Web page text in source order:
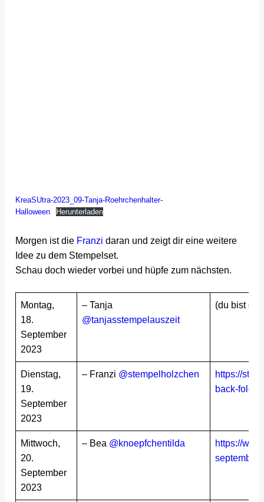
KreaSUtra-2023_09-Tanja-Roehrchenhalter-
Halloween
Herunterladen
Morgen ist die Franzi daran und zeigt dir eine weitere
Idee zu dem Stempelset.
Schau doch wieder vorbei und hüpfe zum nächsten.
Montag,
18.
September
2023
– Tanja
@tanjasstempelauszeit
(du bist
Dienstag,
19.
September
2023
– Franzi @stempelholzchen
https://
back-fold-
Mittwoch,
20.
September
2023
– Bea @knoepfchentilda
https://
september